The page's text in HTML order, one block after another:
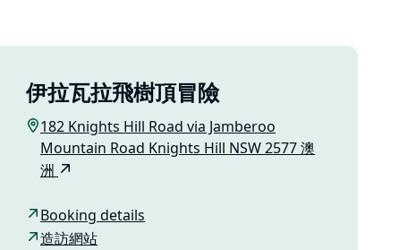
伊拉瓦拉飛樹頂冒險
182 Knights Hill Road via Jamberoo
Mountain Road Knights Hill NSW 2577 澳
洲
Booking details
造訪網站